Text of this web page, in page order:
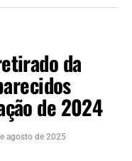
local. Foram
3 mil deles já
R$ 13 milhões de
as
que
da
de 2024
agosto de 2025